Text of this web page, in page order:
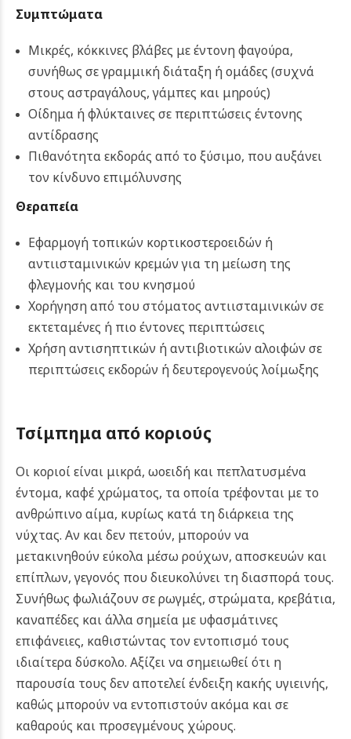
Συμπτώματα
Μικρές, κόκκινες βλάβες με έντονη φαγούρα,
συνήθως σε γραμμική διάταξη ή ομάδες (συχνά
στους αστραγάλους, γάμπες και μηρούς)
Οίδημα ή φλύκταινες σε περιπτώσεις έντονης
αντίδρασης
Πιθανότητα εκδοράς από το ξύσιμο, που αυξάνει
τον κίνδυνο επιμόλυνσης
Θεραπεία
Εφαρμογή τοπικών κορτικοστεροειδών ή
αντιισταμινικών κρεμών για τη μείωση της
φλεγμονής και του κνησμού
Χορήγηση από του στόματος αντιισταμινικών σε
εκτεταμένες ή πιο έντονες περιπτώσεις
Χρήση αντισηπτικών ή αντιβιοτικών αλοιφών σε
περιπτώσεις εκδορών ή δευτερογενούς λοίμωξης
Τσίμπημα από κοριούς
Οι κοριοί είναι μικρά, ωοειδή και πεπλατυσμένα
έντομα, καφέ χρώματος, τα οποία τρέφονται με το
ανθρώπινο αίμα, κυρίως κατά τη διάρκεια της
νύχτας. Αν και δεν πετούν, μπορούν να
μετακινηθούν εύκολα μέσω ρούχων, αποσκευών και
επίπλων, γεγονός που διευκολύνει τη διασπορά τους.
Συνήθως φωλιάζουν σε ρωγμές, στρώματα, κρεβάτια,
καναπέδες και άλλα σημεία με υφασμάτινες
επιφάνειες, καθιστώντας τον εντοπισμό τους
ιδιαίτερα δύσκολο. Αξίζει να σημειωθεί ότι η
παρουσία τους δεν αποτελεί ένδειξη κακής υγιεινής,
καθώς μπορούν να εντοπιστούν ακόμα και σε
καθαρούς και προσεγμένους χώρους.